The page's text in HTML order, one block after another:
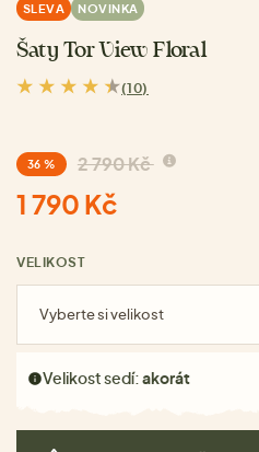
SLEVA NOVINKA
Šaty Tor View Floral
(10)
36 % 2 790 Kč
1 790 Kč
VELIKOST
Vyberte si velikost
Velikost sedí:akorát